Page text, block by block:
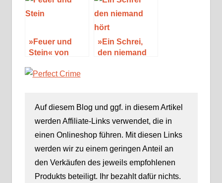
von Claire
Douglas
von Antonia
Wesseling
»Feuer und
Stein« von
Gabaldon
»Ein Schrei,
den niemand
Auf diesem Blog und ggf. in diesem Artikel
werden Affiliate-Links verwendet, die in
einen Onlineshop führen. Mit diesen Links
werden wir zu einem geringen Anteil an
den Verkäufen des jeweils empfohlenen
Produkts beteiligt. Ihr bezahlt dafür nichts.